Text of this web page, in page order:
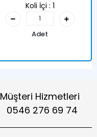
Koli İçi : 1
Adet
Müşteri Hizmetleri
0546 276 69 74